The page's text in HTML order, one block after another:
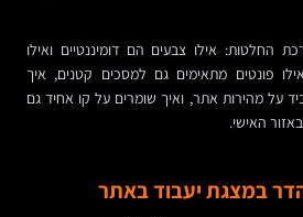
החלטות: אילו צבעים הם דומיננטיים ואילו
פונטים מתאימים גם למסכים קטנים, איך
על מהירות אתר, ואיך שומרים על קו אחיד גם
האישי.
במצגת יעבוד באתר